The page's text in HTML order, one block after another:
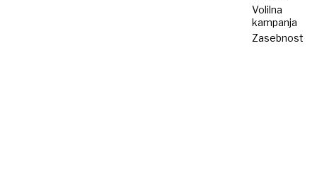
Volilna
kampanja
Zasebnost